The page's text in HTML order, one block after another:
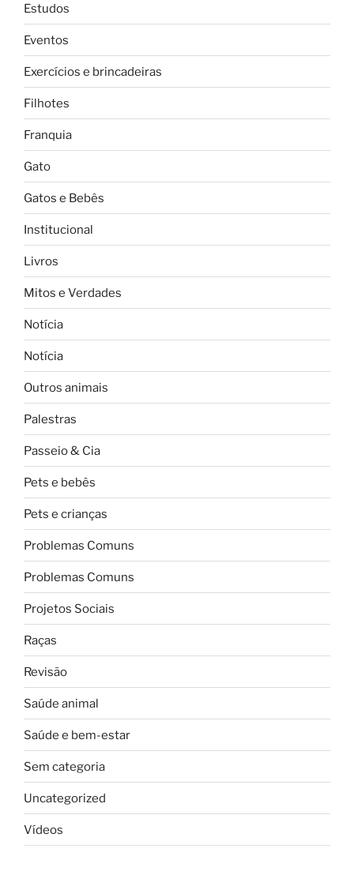
Estudos
Eventos
Exercícios e brincadeiras
Filhotes
Franquia
Gato
Gatos e Bebês
Institucional
Livros
Mitos e Verdades
Notícia
Notícia
Outros animais
Palestras
Passeio & Cia
Pets e bebês
Pets e crianças
Problemas Comuns
Problemas Comuns
Projetos Sociais
Raças
Revisão
Saúde animal
Saúde e bem-estar
Sem categoria
Uncategorized
Vídeos